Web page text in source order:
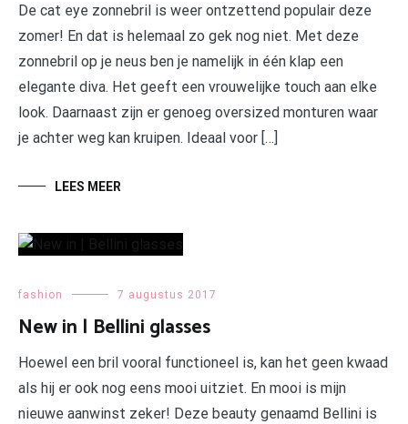
De cat eye zonnebril is weer ontzettend populair deze
zomer! En dat is helemaal zo gek nog niet. Met deze
zonnebril op je neus ben je namelijk in één klap een
elegante diva. Het geeft een vrouwelijke touch aan elke
look. Daarnaast zijn er genoeg oversized monturen waar
je achter weg kan kruipen. Ideaal voor […]
LEES MEER
fashion 7 augustus 2017
New in | Bellini glasses
Hoewel een bril vooral functioneel is, kan het geen kwaad
als hij er ook nog eens mooi uitziet. En mooi is mijn
nieuwe aanwinst zeker! Deze beauty genaamd Bellini is